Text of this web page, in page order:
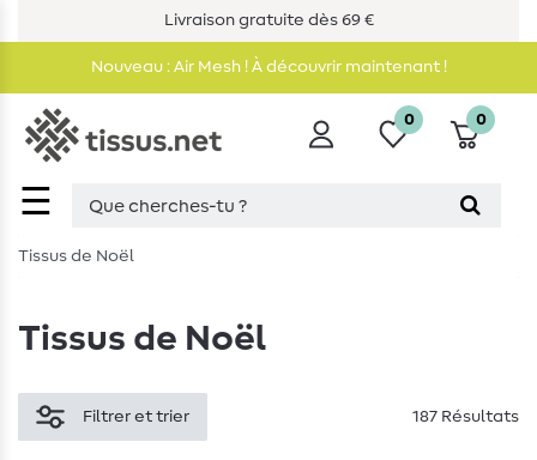
Livraison gratuite dès 69 €
Nouveau : Air Mesh ! À découvrir maintenant !
☰
0 0
Tissus de Noël
Tissus de Noël
Filtrer et trier 187 Résultats